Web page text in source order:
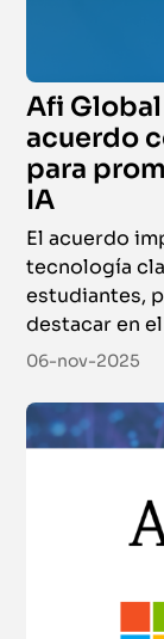
Afi
acuerdo
para
IA
El acuerdo
tecnología
estudiantes,
destacar en
06-nov-2025